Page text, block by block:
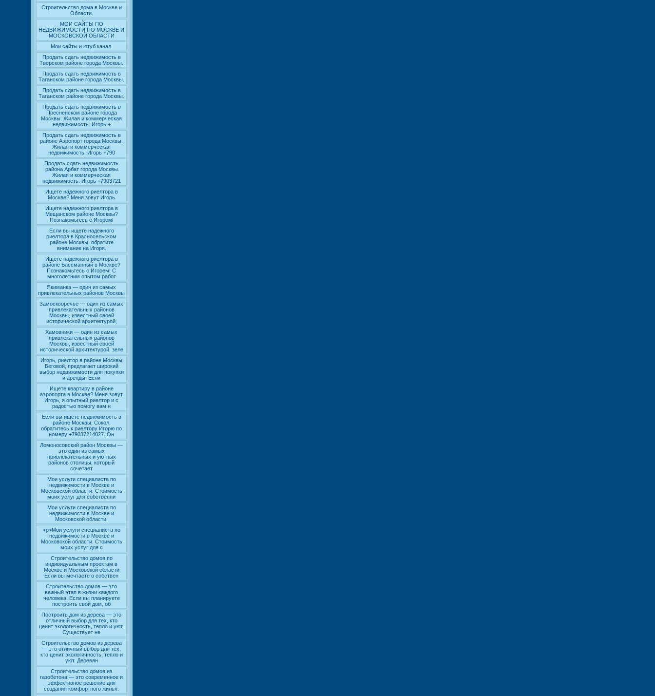
Строительство дома в Москве и
Области.
МОИ САЙТЫ ПО
НЕДВИЖИМОСТИ ПО МОСКВЕ И
МОСКОВСКОЙ ОБЛАСТИ
Мои сайты и ютуб канал.
Продать сдать недвижимость в
Тверском районе города Москвы.
Продать сдать недвижимость в
Таганском районе города Москвы.
Продать сдать недвижимость в
Таганском районе города Москвы.
Продать сдать недвижимость в
Пресненском районе города
Москвы. Жилая и коммерческая
недвижимость. Игорь +
Продать сдать недвижимость в
районе Аэропорт города Москвы.
Жилая и коммерческая
недвижимость. Игорь +790
Продать сдать недвижимость
района Арбат города Москвы.
Жилая и коммерческая
недвижимость. Игорь +7903721
Ищете надежного риелтора в
Москве? Меня зовут Игорь
Ищете надежного риелтора в
Мещанском районе Москвы?
Познакомьтесь с Игорем!
Если вы ищете надежного
риелтора в Красносельском
районе Москвы, обратите
внимание на Игоря.
Ищете надежного риелтора в
районе Бассманный в Москве?
Познакомьтесь с Игорем! С
многолетним опытом работ
Якиманка — один из самых
привлекательных районов Москвы
Замоскворечье — один из самых
привлекательных районов
Москвы, известный своей
исторической архитектурой,
Хамовники — один из самых
привлекательных районов
Москвы, известный своей
исторической архитектурой, зеле
Игорь, риелтор в районе Москвы
Беговой, предлагает широкий
выбор недвижимости для покупки
и аренды. Если
Ищете квартиру в районе
аэропорта в Москве? Меня зовут
Игорь, я опытный риелтор и с
радостью помогу вам н
Если вы ищете недвижимость в
районе Москвы, Сокол,
обратитесь к риелтору Игорю по
номеру +79037214827. Он
Ломоносовский район Москвы —
это один из самых
привлекательных и уютных
районов столицы, который
сочетает
Мои услуги специалиста по
недвижимости в Москве и
Московской области. Стоимость
моих услуг для собственни
Мои услуги специалиста по
недвижимости в Москве и
Московской области.
<p>Мои услуги специалиста по
недвижимости в Москве и
Московской области. Стоимость
моих услуг для с
Строительство домов по
индивидуальным проектам в
Москве и Московской области
Если вы мечтаете о собствен
Строительство домов — это
важный этап в жизни каждого
человека. Если вы планируете
построить свой дом, об
Построить дом из дерева — это
отличный выбор для тех, кто
ценит экологичность, тепло и уют.
Существует не
Строительство домов из дерева
— это отличный выбор для тех,
кто ценит экологичность, тепло и
уют. Деревян
Строительство домов из
газобетона — это современное и
эффективное решение для
создания комфортного жилья.